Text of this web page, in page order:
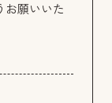
お願いいた